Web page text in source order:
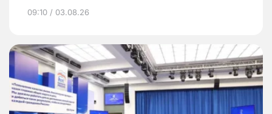
09:10 / 03.08.26